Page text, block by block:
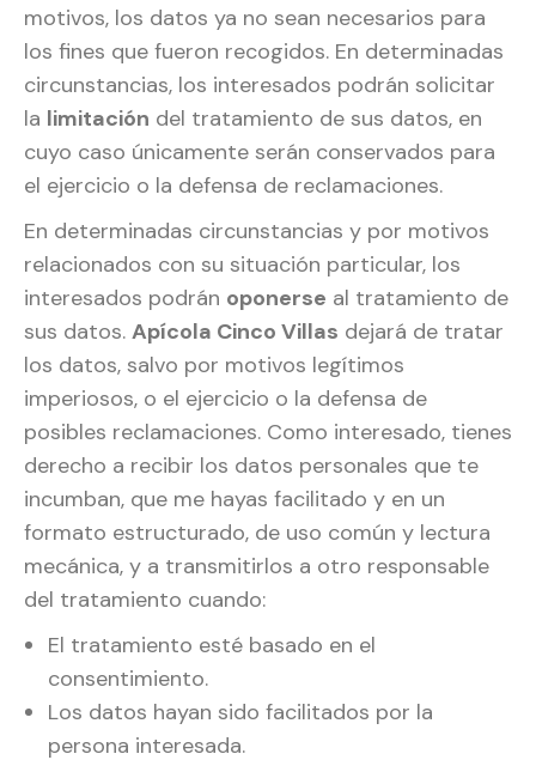
motivos, los datos ya no sean necesarios para
los fines que fueron recogidos. En determinadas
circunstancias, los interesados podrán solicitar
la limitación del tratamiento de sus datos, en
cuyo caso únicamente serán conservados para
el ejercicio o la defensa de reclamaciones.
En determinadas circunstancias y por motivos
relacionados con su situación particular, los
interesados podrán oponerse al tratamiento de
sus datos. Apícola Cinco Villas dejará de tratar
los datos, salvo por motivos legítimos
imperiosos, o el ejercicio o la defensa de
posibles reclamaciones. Como interesado, tienes
derecho a recibir los datos personales que te
incumban, que me hayas facilitado y en un
formato estructurado, de uso común y lectura
mecánica, y a transmitirlos a otro responsable
del tratamiento cuando:
El tratamiento esté basado en el
consentimiento.
Los datos hayan sido facilitados por la
persona interesada.